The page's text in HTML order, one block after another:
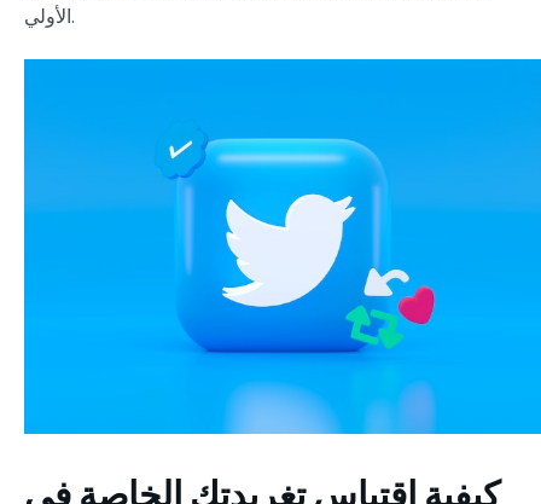
الأولي.
كيفية اقتباس تغريدتك الخاصة في